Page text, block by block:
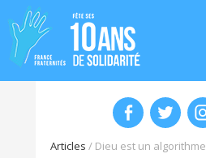
Articles / Dieu est un algorithme